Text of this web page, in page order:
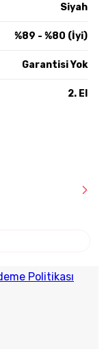
Siyah
%89 - %80 (İyi)
Garantisi Yok
2. El
Politikası